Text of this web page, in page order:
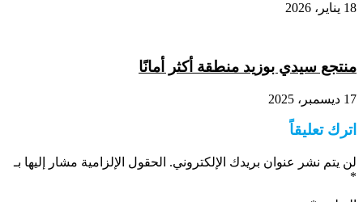
18 يناير، 2026
منتجع سيدي بوزيد منطقة أكثر أمانًا
17 ديسمبر، 2025
اترك تعليقاً
لن يتم نشر عنوان بريدك الإلكتروني. الحقول الإلزامية مشار إليها بـ
*